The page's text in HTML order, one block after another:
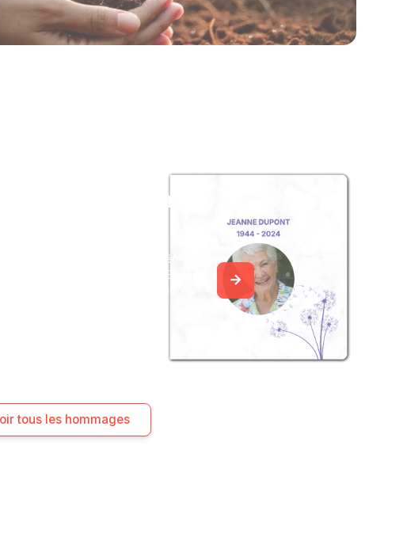
Créez un album
Créez un album collaboratif en réunissant
les hommages à Jean GOULETTE, pour
tous les hommages